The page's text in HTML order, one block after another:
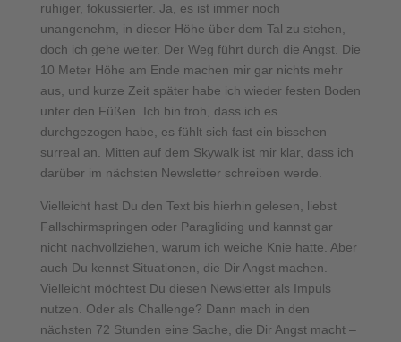
ruhiger, fokussierter. Ja, es ist immer noch
unangenehm, in dieser Höhe über dem Tal zu stehen,
doch ich gehe weiter. Der Weg führt durch die Angst. Die
10 Meter Höhe am Ende machen mir gar nichts mehr
aus, und kurze Zeit später habe ich wieder festen Boden
unter den Füßen. Ich bin froh, dass ich es
durchgezogen habe, es fühlt sich fast ein bisschen
surreal an. Mitten auf dem Skywalk ist mir klar, dass ich
darüber im nächsten Newsletter schreiben werde.
Vielleicht hast Du den Text bis hierhin gelesen, liebst
Fallschirmspringen oder Paragliding und kannst gar
nicht nachvollziehen, warum ich weiche Knie hatte. Aber
auch Du kennst Situationen, die Dir Angst machen.
Vielleicht möchtest Du diesen Newsletter als Impuls
nutzen. Oder als Challenge? Dann mach in den
nächsten 72 Stunden eine Sache, die Dir Angst macht –